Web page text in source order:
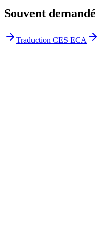
Souvent
Traduction CES ECA